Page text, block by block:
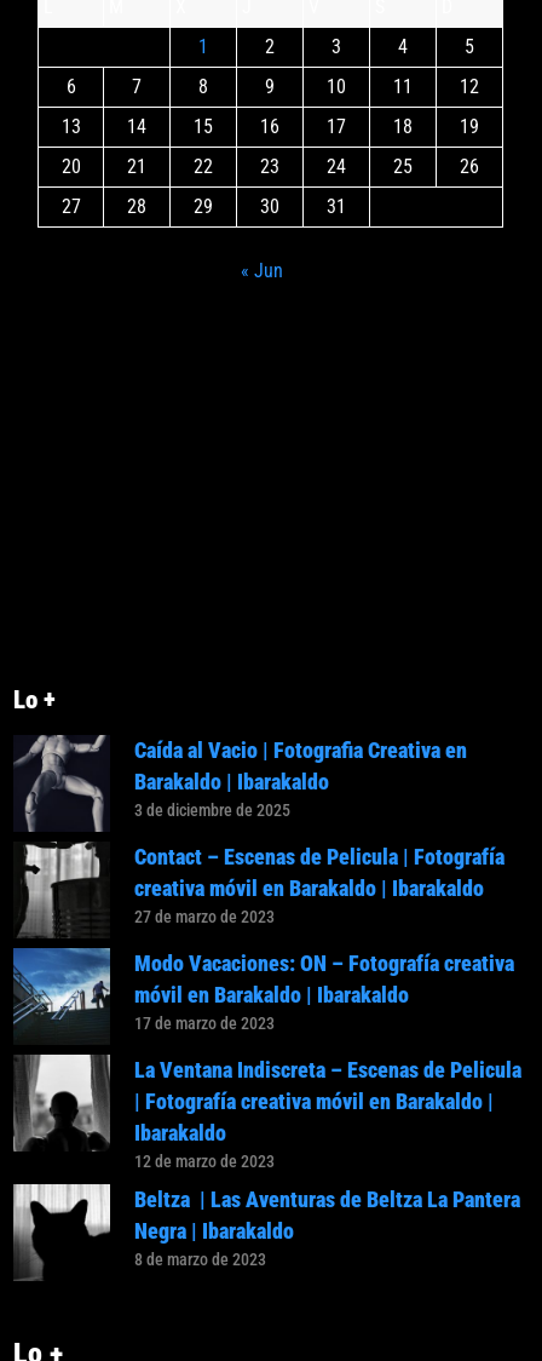
1
2 3 4
5
6
7 8 9 10 11
12
13
14 15 16 17 18
19
20
21 22 23 24 25
26
27
28 29 30 31
« Jun
Lo +
Caída al Vacio | Fotografia Creativa en
Barakaldo | Ibarakaldo
3 de diciembre de 2025
Contact – Escenas de Pelicula | Fotografía
creativa móvil en Barakaldo | Ibarakaldo
27 de marzo de 2023
Modo Vacaciones: ON – Fotografía creativa
móvil en Barakaldo | Ibarakaldo
17 de marzo de 2023
La Ventana Indiscreta – Escenas de Pelicula
| Fotografía creativa móvil en Barakaldo |
Ibarakaldo
12 de marzo de 2023
Beltza | Las Aventuras de Beltza La Pantera
Negra | Ibarakaldo
8 de marzo de 2023
Lo +